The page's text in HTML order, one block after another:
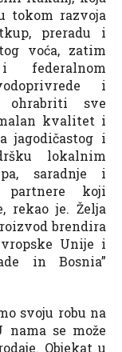
tokom razvoja
preradu i
voća, zatim
federalnom
i
ohrabriti sve
kvalitet i
jagodičastog i
lokalnim
saradnje i
koji
rekao je. Želja
brendira
Unije i
in Bosnia”
svoju robu na
se može
Objekat u